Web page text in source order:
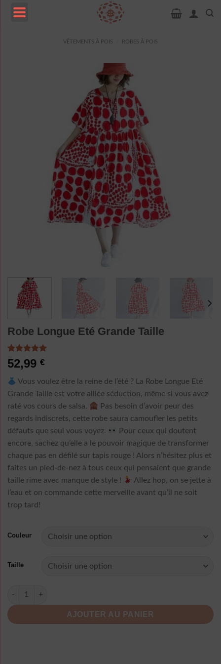
VÊTEMENTS À POIS ROBES À POIS
Robe Longue Eté Grande Taille
Noté5.00
sur 5 basé
sur
1
client
52,99 €
Vous voulez être la reine de l’été ? La Robe Longue Eté
Grande Taille est votre alliée séduction, même si vous avez
raté vos cours de salsa.
Pas besoin d’avoir peur des
regards indiscrets, cette robe saura camoufler les petits
défauts que seul vous voyez.
Pour ceux qui doutent
encore, sachez qu’elle a le pouvoir magique de transformer
chaque pas en défilé sur tapis rouge ! Alors n’hésitez plus et
faites un pied-de-nez à tous ceux qui pensaient que grande
taille rime avec manque de style !
Allez hop, on se jette à
l’eau et on commande cette merveille avant qu’il ne soit
trop tard!
Couleur
Taille
quantité de Robe Longue Eté Grande Taille
AJOUTER AU PANIER